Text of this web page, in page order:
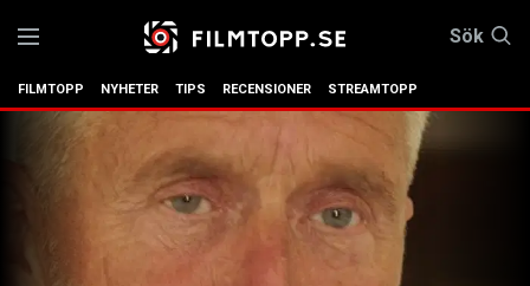
Sök
FILMTOPP NYHETER TIPS RECENSIONER STREAMTOPP